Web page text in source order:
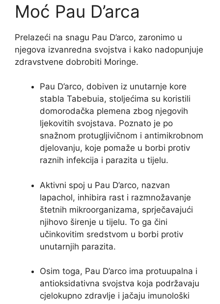
Moć Pau D’arca
Prelazeći na snagu Pau D’arco, zaronimo u
njegova izvanredna svojstva i kako nadopunjuje
zdravstvene dobrobiti Moringe.
Pau D’arco, dobiven iz unutarnje kore
stabla Tabebuia, stoljećima su koristili
domorodačka plemena zbog njegovih
ljekovitih svojstava. Poznato je po
snažnom protugljivičnom i antimikrobnom
djelovanju, koje pomaže u borbi protiv
raznih infekcija i parazita u tijelu.
Aktivni spoj u Pau D’arco, nazvan
lapachol, inhibira rast i razmnožavanje
štetnih mikroorganizama, sprječavajući
njihovo širenje u tijelu. To ga čini
učinkovitim sredstvom u borbi protiv
unutarnjih parazita.
Osim toga, Pau D’arco ima protuupalna i
antioksidativna svojstva koja podržavaju
cjelokupno zdravlje i jačaju imunološki